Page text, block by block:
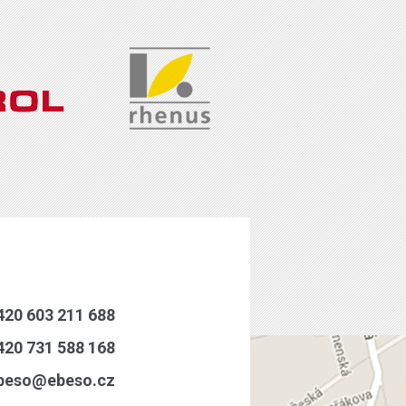
603 211 688
731 588 168